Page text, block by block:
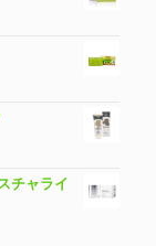
チャライ